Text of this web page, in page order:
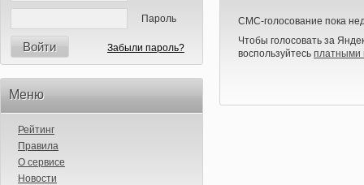
Пароль
Войти Забыли пароль?
Меню
Рейтинг
Правила
О сервисе
Новости
СМС-голосование пока
Чтобы голосовать за
воспользуйтесь платными